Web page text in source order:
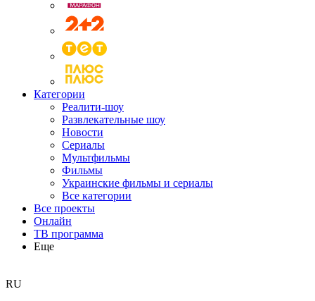
Категории
Реалити-шоу
Развлекательные шоу
Новости
Сериалы
Мультфильмы
Фильмы
Украинские фильмы и сериалы
Все категории
Все проекты
Онлайн
ТВ программа
Еще
RU